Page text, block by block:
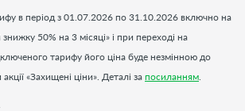
в період з 01.07.2026 по 31.10.2026 включно на
50% на 3 місяці» і при переході на
тарифу його ціна буде незмінною до
«Захищені ціни». Деталі за посиланням